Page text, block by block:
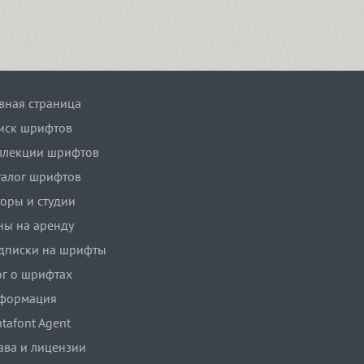
страница
шрифтов
шрифтов
шрифтов
и студии
на аренду
на шрифты
о шрифтах
Agent
и лицензии